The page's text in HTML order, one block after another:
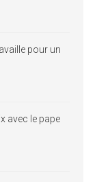
pour un
avec le pape